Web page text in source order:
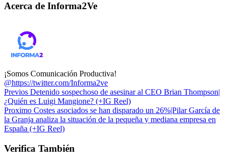
Acerca de Informa2Ve
¡Somos Comunicación Productiva!
@https://twitter.com/Informa2ve
Previos Detenido sospechoso de asesinar al CEO Brian Thompson|
¿Quién es Luigi Mangione? (+IG Reel)
Proximo Costes asociados se han disparado un 26%|Pilar García de
la Granja analiza la situación de la pequeña y mediana empresa en
España (+IG Reel)
Verifica También